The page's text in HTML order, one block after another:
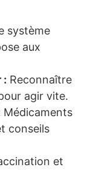
système
aux
: Reconnaître
agir vite.
Médicaments
conseils
et